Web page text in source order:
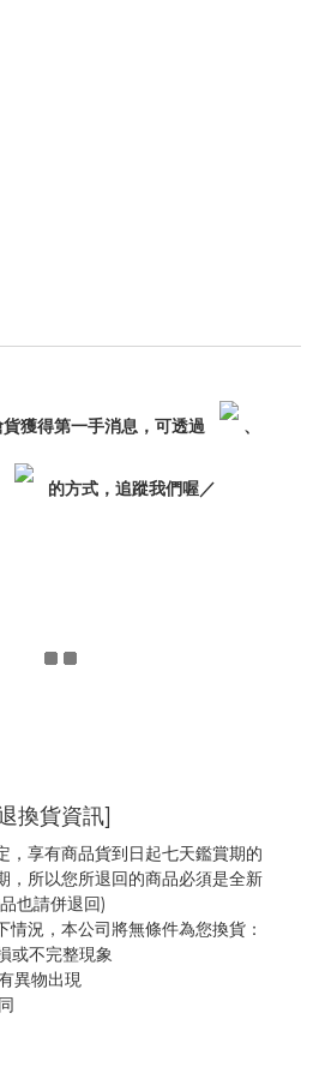
獲得第一手消息，可透過 、
的方式，追蹤我們喔／
換貨資訊]
，享有商品貨到日起七天鑑賞期的
，所以您所退回的商品必須是全新
也請併退回)
情況，本公司將無條件為您換貨：
或不完整現象
異物出現